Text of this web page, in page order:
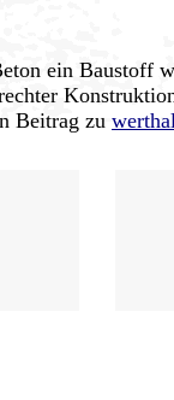
ein Baustoff
Beitrag zu